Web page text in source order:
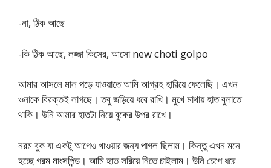
-না, ঠিক আছে
-কি ঠিক আছে, লজ্জা কিসের, আসো new choti golpo
আমার আসলে মাল পড়ে যাওয়াতে আমি আগ্রহ হারিয়ে ফেলেছি। এখন
ওনাকে বিরক্তই লাগছে। তবু জড়িয়ে ধরে রাখি। মুখে মাথায় হাত বুলাতে
থাকি। উনি আমার হাতটা নিয়ে বুকের উপর রাখে।
নরম বুক যা একটু আগেও খাওয়ার জন্য পাগল ছিলাম। কিন্তু এখন মনে
হচ্ছে গরম মাংসপিন্ড। আমি হাত সরিয়ে নিতে চাইলাম। উনি চেপে ধরে